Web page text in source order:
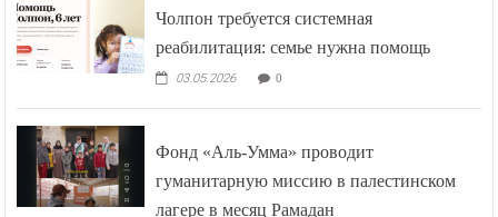
Чолпон требуется системная
реабилитация: семье нужна помощь
Фонд «Аль-Умма» проводит
гуманитарную миссию в палестинском